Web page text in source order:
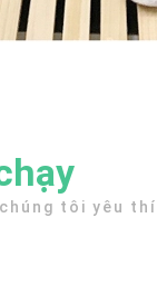
tôi yêu